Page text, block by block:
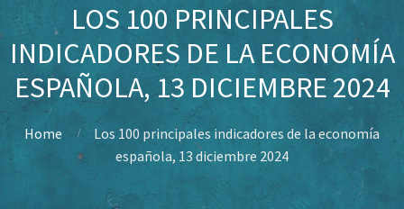
LOS 100 PRINCIPALES
INDICADORES DE LA ECONOMÍA
ESPAÑOLA, 13 DICIEMBRE 2024
Home
Los 100 principales indicadores de la economía
española, 13 diciembre 2024